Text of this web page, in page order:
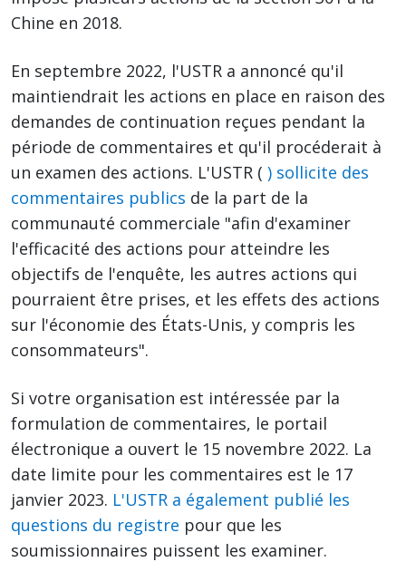
Chine en 2018.
En septembre 2022, l'USTR a annoncé qu'il
maintiendrait les actions en place en raison des
demandes de continuation reçues pendant la
période de commentaires et qu'il procéderait à
un examen des actions. L'USTR ( ) sollicite des
commentaires publics de la part de la
communauté commerciale "afin d'examiner
l'efficacité des actions pour atteindre les
objectifs de l'enquête, les autres actions qui
pourraient être prises, et les effets des actions
sur l'économie des États-Unis, y compris les
consommateurs".
Si votre organisation est intéressée par la
formulation de commentaires, le portail
électronique a ouvert le 15 novembre 2022. La
date limite pour les commentaires est le 17
janvier 2023. L'USTR a également publié les
questions du registre pour que les
soumissionnaires puissent les examiner.